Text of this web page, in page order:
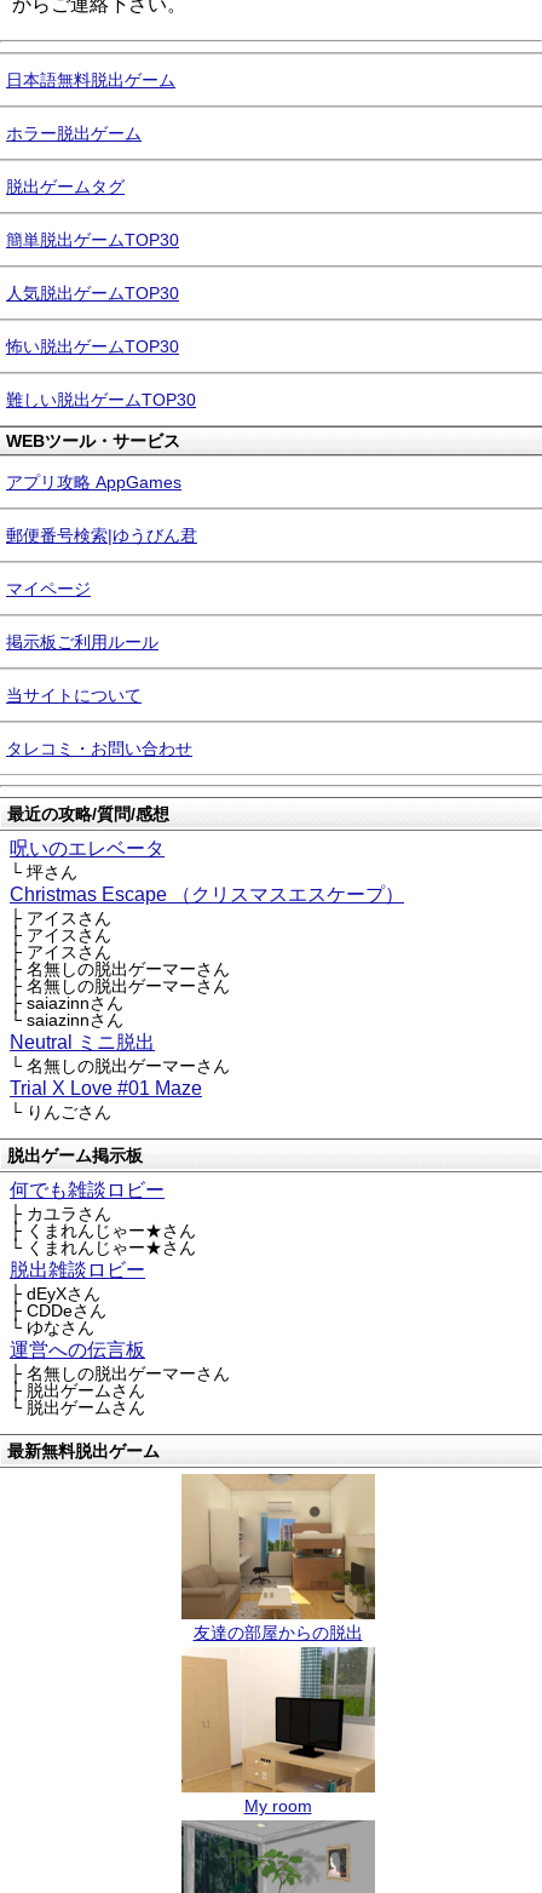
からご連絡下さい。
日本語無料脱出ゲーム
ホラー脱出ゲーム
脱出ゲームタグ
簡単脱出ゲームTOP30
人気脱出ゲームTOP30
怖い脱出ゲームTOP30
難しい脱出ゲームTOP30
WEBツール・サービス
アプリ攻略 AppGames
郵便番号検索|ゆうびん君
マイページ
掲示板ご利用ルール
当サイトについて
タレコミ・お問い合わせ
最近の攻略/質問/感想
呪いのエレベータ
└ 坪さん
Christmas Escape （クリスマスエスケープ）
├ アイスさん
├ アイスさん
├ アイスさん
├ 名無しの脱出ゲーマーさん
├ 名無しの脱出ゲーマーさん
├ saiazinnさん
└ saiazinnさん
Neutral ミニ脱出
└ 名無しの脱出ゲーマーさん
Trial X Love #01 Maze
└ りんごさん
脱出ゲーム掲示板
何でも雑談ロビー
├ カユラさん
├ くまれんじゃー★さん
└ くまれんじゃー★さん
脱出雑談ロビー
├ dEyXさん
├ CDDeさん
└ ゆなさん
運営への伝言板
├ 名無しの脱出ゲーマーさん
├ 脱出ゲームさん
└ 脱出ゲームさん
最新無料脱出ゲーム
友達の部屋からの脱出
My room